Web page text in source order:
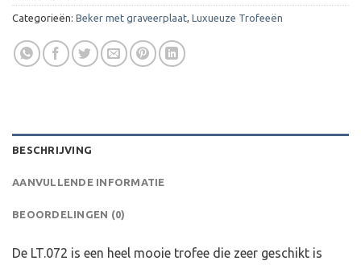
Categorieën: Beker met graveerplaat, Luxueuze Trofeeën
BESCHRIJVING
AANVULLENDE INFORMATIE
BEOORDELINGEN (0)
De LT.072 is een heel mooie trofee die zeer geschikt is